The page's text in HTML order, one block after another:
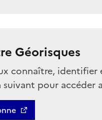
Géorisques
connaître,
suivant pour accéder